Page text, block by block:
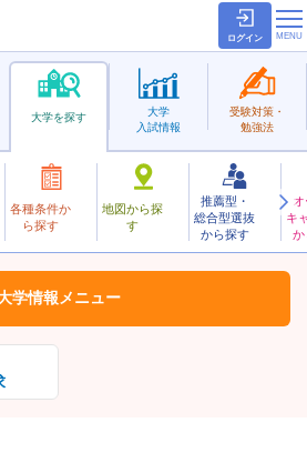
ログイン
大学を探す
各種条件か
ら探す
地図から探
す
推薦型・
総合型選抜
から探す
キ
か
大学
入試情報
受験対策・
勉強法
う
学 お気に入り
学情報 メニュー